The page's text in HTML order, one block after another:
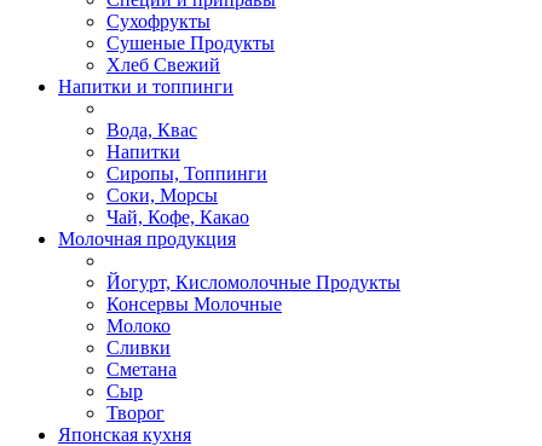
Сухофрукты
Сушеные Продукты
Хлеб Свежий
Напитки и топпинги
Вода, Квас
Напитки
Сиропы, Топпинги
Соки, Морсы
Чай, Кофе, Какао
Молочная продукция
Йогурт, Кисломолочные Продукты
Консервы Молочные
Молоко
Сливки
Сметана
Сыр
Творог
Японская кухня